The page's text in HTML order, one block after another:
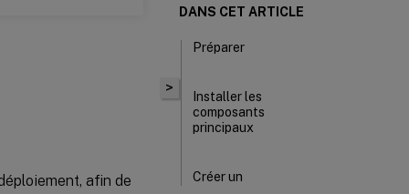
afin de
>
DANS CET ARTICLE
Préparer
Installer les
composants
principaux
Créer un